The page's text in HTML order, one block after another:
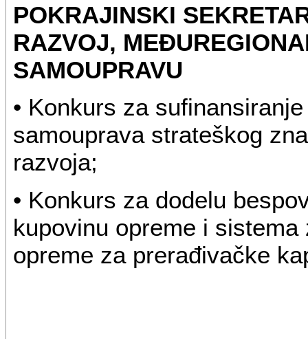
POKRAJINSKI
RAZVOJ,
SAMOUPRAVU
• Konkurs za
samouprava strateškog
razvoja;
• Konkurs za dodelu
kupovinu opreme i
opreme za prerađivačke